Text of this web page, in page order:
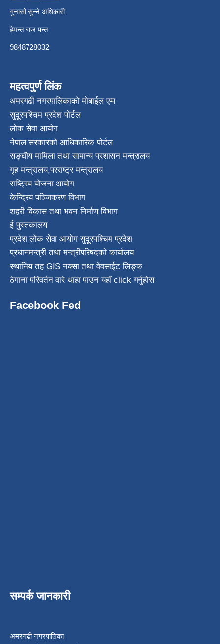
गुनासो सुन्ने अधिकारी
हेमन्त राज पन्त
9848728032
महत्वपुर्ण लिंक
अमरगढी नगरपालिकाको मोबाईल एप्प
सुदूरपश्चिम प्रदेश पोर्टल
लोक सेवा आयोग
नेपाल सरकारको आधिकारिक पोर्टल
सङ्घीय मामिला तथा सामान्य प्रशासन मन्त्रालय
गृह मन्त्रालय,परराष्ट्र मन्त्रालय
राष्ट्रिय योजना आयोग
केन्द्रिय पञ्जिकरण विभाग
शहरी विकास तथा भवन निर्माण विभाग
ई पुस्तकालय
प्रदेश लोक सेवा आयोग सुदूरपश्चिम प्रदेश
प्रधानमन्त्री तथा मन्त्रीपरिषदको कार्यालय
स्थानिय तह GIS नक्सा तथा वेवसाईट लिङ्क
ठेगाना परिवर्तन वारे थाहा पाउन यहाँ click गर्नुहोस
Facebook Fed
सम्पर्क जानकारी
अमरगढी नगरपालिका